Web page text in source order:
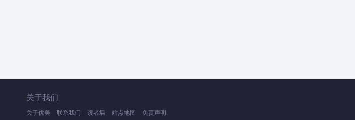
关于我们
关于优美 联系我们 读者墙 站点地图 免责声明